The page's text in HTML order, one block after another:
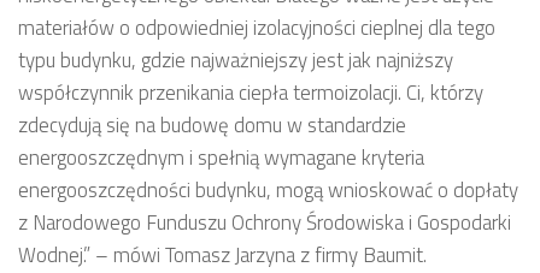
materiałów o odpowiedniej izolacyjności cieplnej dla tego
typu budynku, gdzie najważniejszy jest jak najniższy
współczynnik przenikania ciepła termoizolacji. Ci, którzy
zdecydują się na budowę domu w standardzie
energooszczędnym i spełnią wymagane kryteria
energooszczędności budynku, mogą wnioskować o dopłaty
z Narodowego Funduszu Ochrony Środowiska i Gospodarki
Wodnej.” – mówi Tomasz Jarzyna z firmy Baumit.